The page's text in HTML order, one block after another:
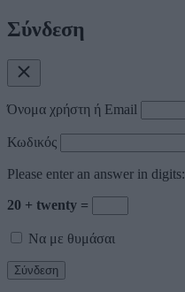
Σύνδεση
Όνομα χρήστη ή Email
Κωδικός
Please enter an answer in digits:
20 + twenty =
Να με θυμάσαι